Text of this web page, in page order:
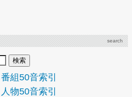
search
番組50音索引
人物50音索引